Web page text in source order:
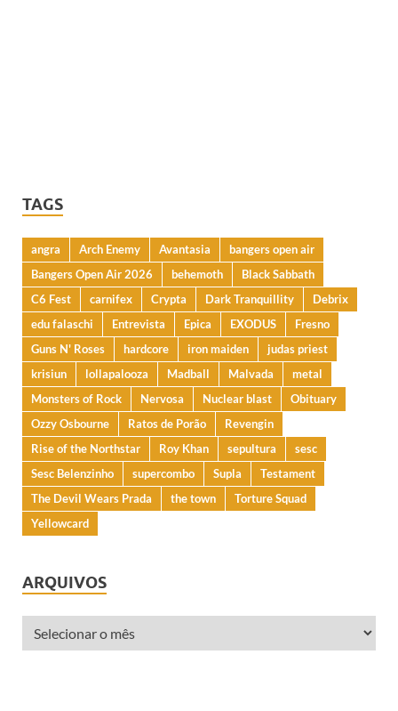
TAGS
angra Arch Enemy Avantasia
bangers open air
Bangers Open Air 2026
behemoth
Black Sabbath
C6 Fest
carnifex Crypta Dark Tranquillity
Debrix
edu falaschi
Entrevista Epica EXODUS
Fresno
Guns N' Roses
hardcore iron maiden
judas priest
krisiun
lollapalooza Madball Malvada
metal
Monsters of Rock
Nervosa Nuclear blast
Obituary
Ozzy Osbourne
Ratos de Porão
Revengin
Rise of the Northstar
Roy Khan sepultura
sesc
Sesc Belenzinho
supercombo Supla
Testament
The Devil Wears Prada
the town
Torture Squad
Yellowcard
ARQUIVOS